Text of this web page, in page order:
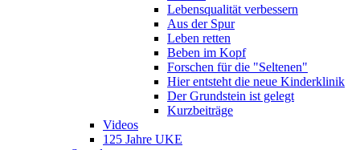
Lebensqualität verbessern
Aus der Spur
Leben retten
Beben im Kopf
Forschen für die "Seltenen"
Hier entsteht die neue Kinderklinik
Der Grundstein ist gelegt
Kurzbeiträge
Videos
125 Jahre UKE